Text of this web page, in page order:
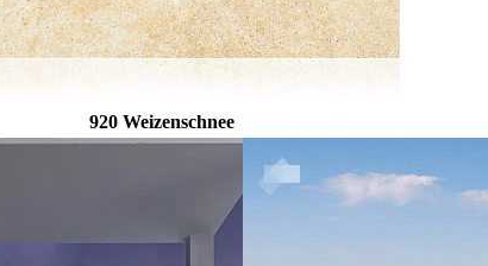
920 Weizenschnee